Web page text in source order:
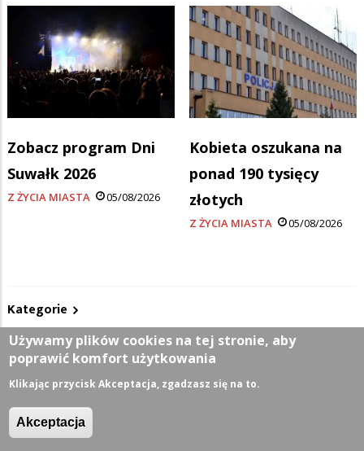
Zobacz program Dni
Suwałk 2026
Z ŻYCIA MIASTA 05/08/2026
Kobieta oszukana na
ponad 190 tysięcy
złotych
Z ŻYCIA MIASTA 05/08/2026
Kategorie
Z życia miasta
Sport
Kultura
Używamy plików cookies na tej stronie, aby
poprawić komfort użytkowania
Klikając przycisk Akceptacja, zgadzasz się na to.
Akceptacja